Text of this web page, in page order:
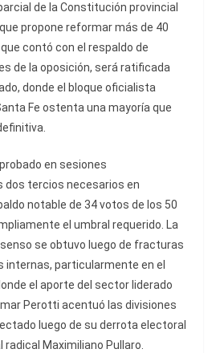
de la Constitución provincial
propone reformar más de 40
contó con el respaldo de
de la oposición, será ratificada
donde el bloque oficialista
Fe ostenta una mayoría que
en sesiones
dos tercios necesarios en
notable de 34 votos de los 50
el umbral requerido. La
se obtuvo luego de fracturas
internas, particularmente en el
el aporte del sector liderado
Perotti acentuó las divisiones
luego de su derrota electoral
Maximiliano Pullaro.